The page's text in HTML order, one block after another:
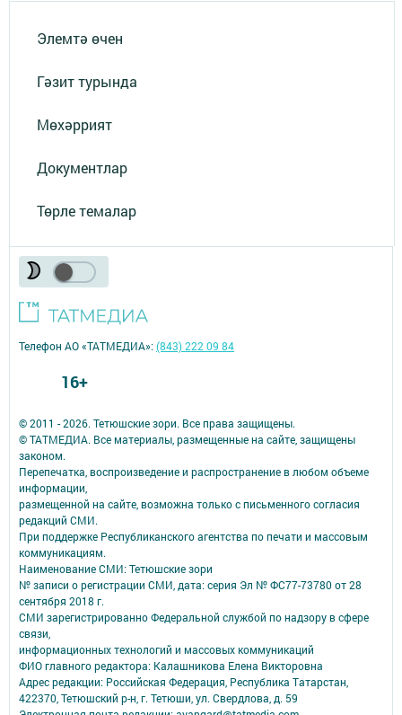
Элемтә өчен
Гәзит турында
Мөхәррият
Документлар
Төрле темалар
© 2011 - 2026. Тетюшские зори. Все права защищены.
© ТАТМЕДИА. Все материалы, размещенные на сайте, защищены
законом.
Перепечатка, воспроизведение и распространение в любом объеме
информации,
размещенной на сайте, возможна только с письменного согласия
редакций СМИ.
При поддержке Республиканского агентства по печати и массовым
коммуникациям.
Наименование СМИ: Тетюшские зори
№ записи о регистрации СМИ, дата: серия Эл № ФС77-73780 от 28
сентября 2018 г.
СМИ зарегистрированно Федеральной службой по надзору в сфере
связи,
информационных технологий и массовых коммуникаций
ФИО главного редактора: Калашникова Елена Викторовна
Адрес редакции: Российская Федерация, Республика Татарстан,
422370, Тетюшский р-н, г. Тетюши, ул. Свердлова, д. 59
Телефон АО «ТАТМЕДИА»:(843) 222 09 84
16+